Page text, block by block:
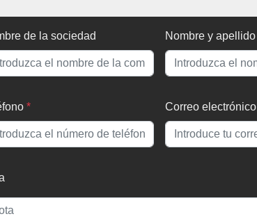
de la sociedad Nombre y apellido
* Correo electrónico